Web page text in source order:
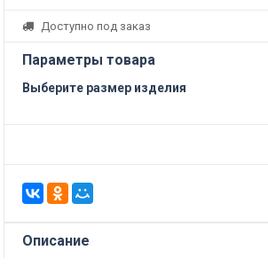
Доступно под заказ
Параметры товара
Выберите размер изделия
Описание